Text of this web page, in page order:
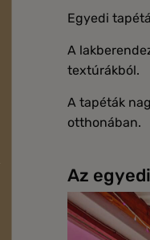
Egyedi
A
textúrákból.
A tapéták
otthonában.
Az